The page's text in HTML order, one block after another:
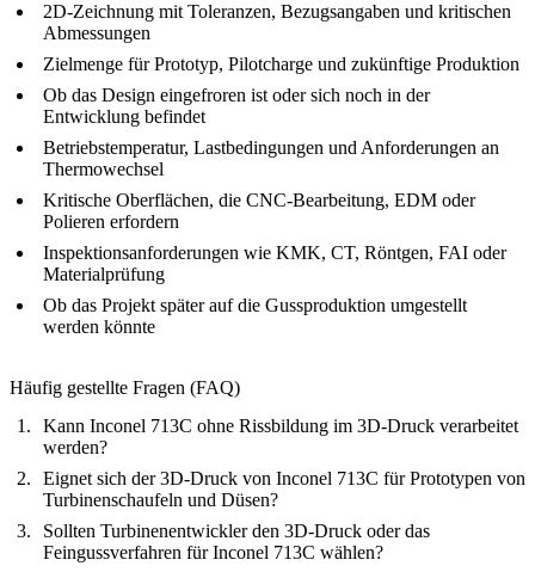
2D-Zeichnung mit Toleranzen, Bezugsangaben und kritischen
Abmessungen
Zielmenge für Prototyp, Pilotcharge und zukünftige Produktion
Ob das Design eingefroren ist oder sich noch in der
Entwicklung befindet
Betriebstemperatur, Lastbedingungen und Anforderungen an
Thermowechsel
Kritische Oberflächen, die CNC-Bearbeitung, EDM oder
Polieren erfordern
Inspektionsanforderungen wie KMK, CT, Röntgen, FAI oder
Materialprüfung
Ob das Projekt später auf die Gussproduktion umgestellt
werden könnte
Häufig gestellte Fragen (FAQ)
Kann Inconel 713C ohne Rissbildung im 3D-Druck verarbeitet
werden?
Eignet sich der 3D-Druck von Inconel 713C für Prototypen von
Turbinenschaufeln und Düsen?
Sollten Turbinenentwickler den 3D-Druck oder das
Feingussverfahren für Inconel 713C wählen?